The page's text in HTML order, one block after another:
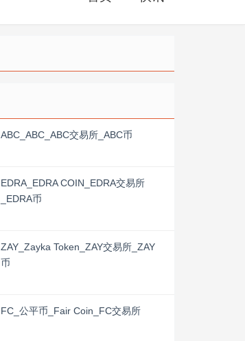
ABC_ABC_ABC交易所_ABC币
EDRA_EDRA COIN_EDRA交易所
_EDRA币
ZAY_Zayka Token_ZAY交易所_ZAY
币
FC_公平币_Fair Coin_FC交易所